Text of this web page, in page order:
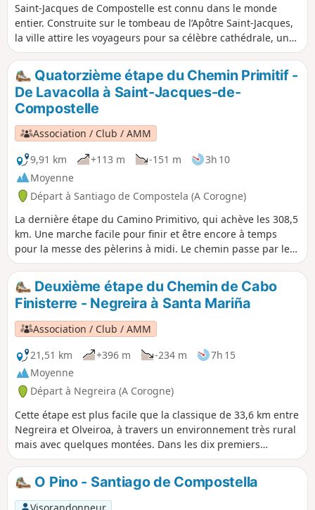
Saint-Jacques de Compostelle est connu dans le monde
entier. Construite sur le tombeau de l’Apôtre Saint-Jacques,
la ville attire les voyageurs pour sa célèbre cathédrale, un
monument exceptionnel dont les façades sont à couper le
souffle et qui conserve une multitude de reliques. Mais la
ville de Santiago recèle bien d'autres monuments tout
autant grandioses. Chaque année, c’est plus de trois
millions de visiteurs qui viennent déambuler dans les
quartiers de la ville dont l’architecture romane, gothique,
baroque en font une vraie particularité.
Quatorzième étape du Chemin Primitif -
De Lavacolla à Saint-Jacques-de-
Compostelle
Association / Club / AMM
9,91 km
+113 m -151 m
3h 10
Moyenne
Départ à Santiago de Compostela (A Corogne)
La dernière étape du Camino Primitivo, qui achève les 308,5
km. Une marche facile pour finir et être encore à temps
pour la messe des pèlerins à midi. Le chemin passe par le
Monte do Gozo (Mont de la Joie) qui nous offre une belle
vue sur les trois flèches de la cathédrale de Saint-Jacques-
de-Compostelle. De là, il faut environ une heure pour
rejoindre la porte principale et l'entrée de la cathédrale, qui
marque la fin de ce voyage. Cependant, il est recommandé
de continuer quelques jours de plus jusqu'à Finisterre, sur
la côte atlantique.
Deuxième étape du Chemin de Cabo
Finisterre - Negreira à Santa Mariña
Association / Club / AMM
21,51 km
+396 m -234 m
7h 15
Moyenne
Départ à Negreira (A Corogne)
Cette étape est plus facile que la classique de 33,6 km entre
Negreira et Olveiroa, à travers un environnement très rural
mais avec quelques montées. Dans les dix premiers
kilomètres, on traverse des forêts luxuriantes de pins, de
châtaigniers et de chênes, puis on passe par une zone plus
dégagée. À la fin, il y a un petit village sympa qui vaut le
détour.
O Pino - Santiago de Compostella